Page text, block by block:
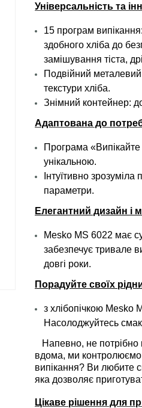
Універсальність та
15 програм
здобного хліба до
замішування тіста,
Подвійний
текстури хліба.
Знімний контейнер:
Адаптована до
Програма «Випікайте
унікальною.
Інтуїтивно
параметри.
Елегантний дизайн і
Mesko MS 6022 має
забезпечує тривале
довгі роки.
Порадуйте своїх
з хлібопічкою Mesko
Насолоджуйтесь
Напевно, не потрібно
вдома, ми контролюємо
випікання? Ви любите
яка дозволяє
Цікаве рішення для